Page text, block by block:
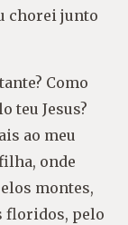
chorei junto
Como
teu Jesus?
ao meu
onde
montes,
floridos, pelo